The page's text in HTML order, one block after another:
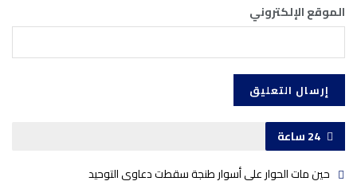
الموقع الإلكتروني
24 ساعة
حين مات الحوار على أسوار طنجة سقطت دعاوى التوحيد